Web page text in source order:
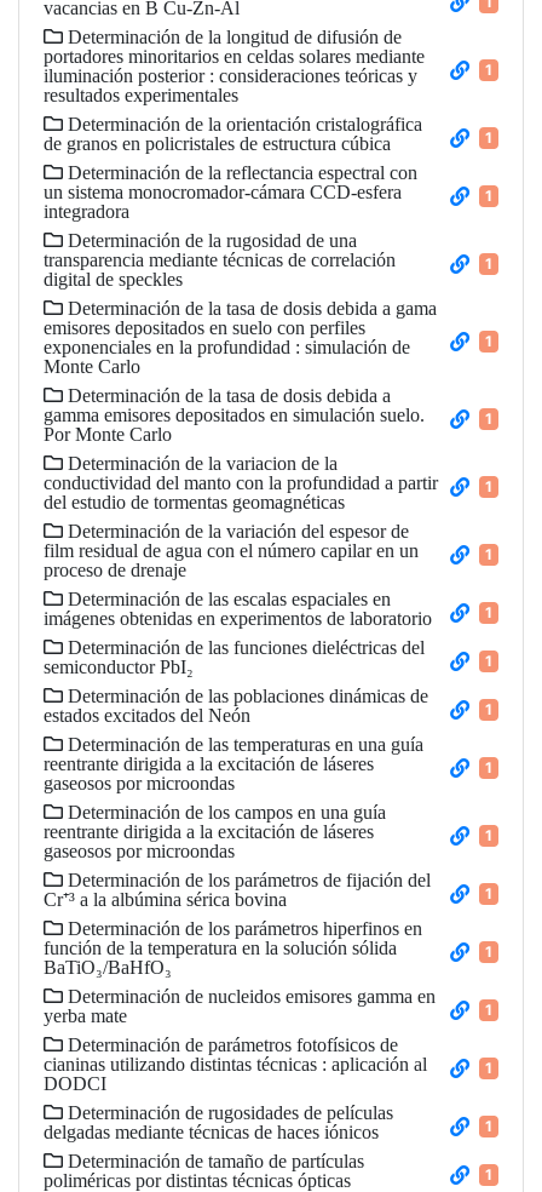
vacancias en B Cu-Zn-Al
Determinación de la longitud de difusión de
portadores minoritarios en celdas solares mediante
iluminación posterior : consideraciones teóricas y
resultados experimentales
1
Determinación de la orientación cristalográfica
de granos en policristales de estructura cúbica
1
Determinación de la reflectancia espectral con
un sistema monocromador-cámara CCD-esfera
integradora
1
Determinación de la rugosidad de una
transparencia mediante técnicas de correlación
digital de speckles
1
Determinación de la tasa de dosis debida a gama
emisores depositados en suelo con perfiles
exponenciales en la profundidad : simulación de
Monte Carlo
1
Determinación de la tasa de dosis debida a
gamma emisores depositados en simulación suelo.
Por Monte Carlo
1
Determinación de la variacion de la
conductividad del manto con la profundidad a partir
del estudio de tormentas geomagnéticas
1
Determinación de la variación del espesor de
film residual de agua con el número capilar en un
proceso de drenaje
1
Determinación de las escalas espaciales en
imágenes obtenidas en experimentos de laboratorio
1
Determinación de las funciones dieléctricas del
semiconductor PbI₂
1
Determinación de las poblaciones dinámicas de
estados excitados del Neón
1
Determinación de las temperaturas en una guía
reentrante dirigida a la excitación de láseres
gaseosos por microondas
1
Determinación de los campos en una guía
reentrante dirigida a la excitación de láseres
gaseosos por microondas
1
Determinación de los parámetros de fijación del
Cr⁺³ a la albúmina sérica bovina
1
Determinación de los parámetros hiperfinos en
función de la temperatura en la solución sólida
BaTiO₃/BaHfO₃
1
Determinación de nucleidos emisores gamma en
yerba mate
1
Determinación de parámetros fotofísicos de
cianinas utilizando distintas técnicas : aplicación al
DODCI
1
Determinación de rugosidades de películas
delgadas mediante técnicas de haces iónicos
1
Determinación de tamaño de partículas
poliméricas por distintas técnicas ópticas
1